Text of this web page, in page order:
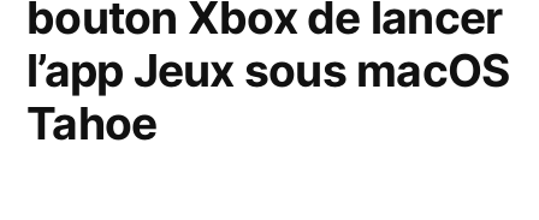
à
longueur
bouton Xbox de lancer
l’app Jeux sous macOS
Tahoe